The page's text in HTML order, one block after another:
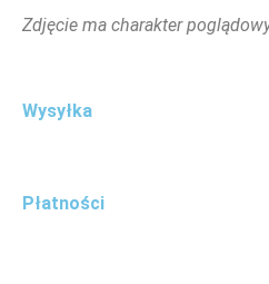
Zdjęcie ma charakter
Wysyłka
Płatności